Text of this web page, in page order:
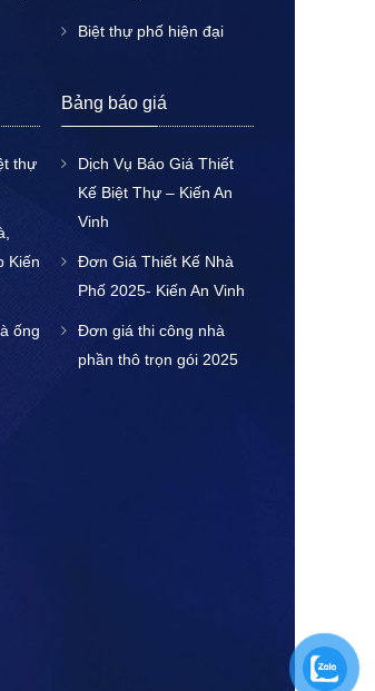
Biệt thự phố hiện đại
thự
Kiến
ống
Bảng báo giá
Dịch Vụ Báo Giá Thiết
Kế Biệt Thự – Kiến An
Vinh
Đơn Giá Thiết Kế Nhà
Phố 2025- Kiến An Vinh
Đơn giá thi công nhà
phần thô trọn gói 2025